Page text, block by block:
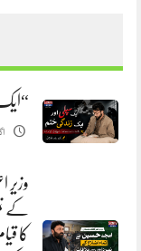
“ایک
وزیر
کے
کا